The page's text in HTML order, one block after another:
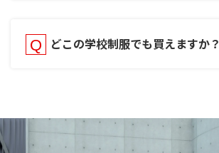
どこの学校制服でも買えますか？